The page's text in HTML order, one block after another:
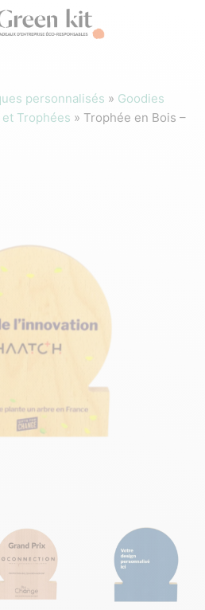
personnalisés » Goodies
Trophées » Trophée en Bois –